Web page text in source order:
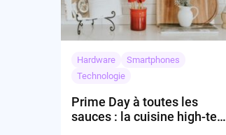
Hardware
Smartphones
Technologie
Prime Day à toutes les
sauces : la cuisine high-tech